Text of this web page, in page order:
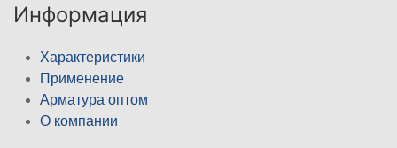
Информация
Характеристики
Применение
Арматура оптом
О компании